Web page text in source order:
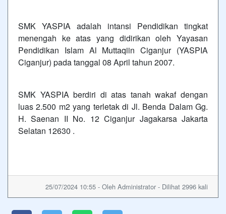
SMK YASPIA adalah intansi Pendidikan tingkat
menengah ke atas yang didirikan oleh Yayasan
Pendidikan Islam Al Muttaqiin Ciganjur (YASPIA
Ciganjur) pada tanggal 08 April tahun 2007.
SMK YASPIA berdiri di atas tanah wakaf dengan
luas 2.500 m2 yang terletak di Jl. Benda Dalam Gg.
H. Saenan II No. 12 Ciganjur Jagakarsa Jakarta
Selatan 12630 .
25/07/2024 10:55 - Oleh Administrator - Dilihat 2996 kali